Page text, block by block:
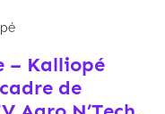
– Kalliopé
de